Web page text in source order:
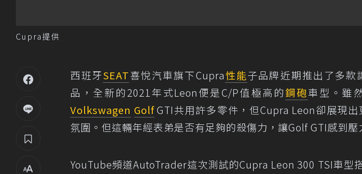
Cupra提供
西班牙SEAT喜悅汽車旗下Cupra性能子品牌近期推出了多款
品，全新的2021年式Leon便是C/P值極高的鋼砲車型。雖
Volkswagen GolfGTI共用許多零件，但Cupra Leon卻展現
氛圍。但這輛年經表弟是否有足夠的殺傷力，讓Golf GTI感到壓
YouTube頻道AutoTrader這次測試的Cupra Leon 300 TSI車型